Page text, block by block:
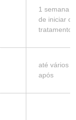
1 semana
de iniciar o
tratamento
até vários
após